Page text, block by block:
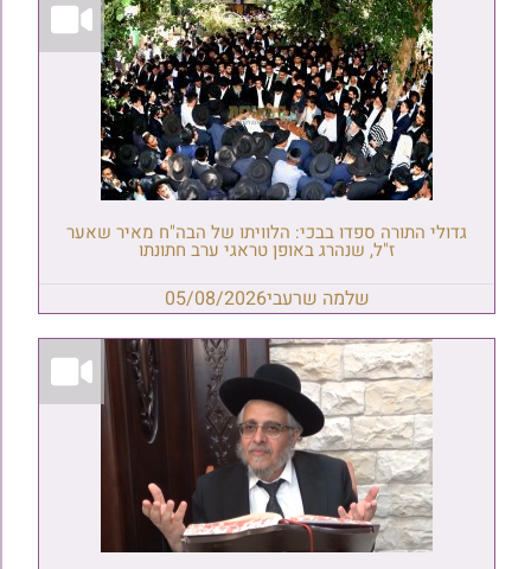
גדולי התורה ספדו בבכי: הלוויתו של הבה"ח מאיר שאער
ז"ל, שנהרג באופן טראגי ערב חתונתו
שלמה שרעבי05/08/2026